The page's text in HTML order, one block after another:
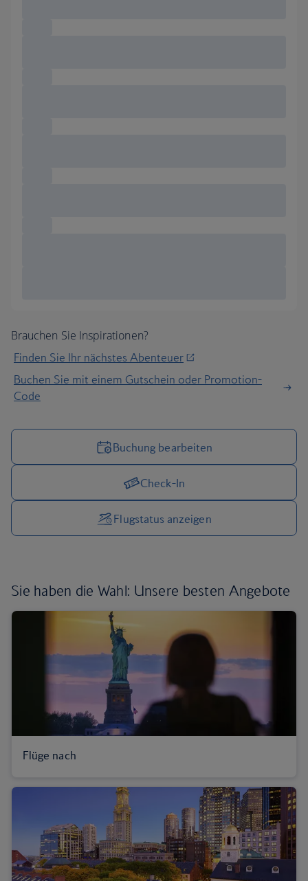
Brauchen Sie Inspirationen?
Finden Sie Ihr nächstes Abenteuer
Buchen Sie mit einem Gutschein oder Promotion-
Code
Reiseoptionen verwalten
Buchung bearbeiten
Check-In
Flugstatus anzeigen
Sie haben die Wahl: Unsere besten Angebote
Flüge nach